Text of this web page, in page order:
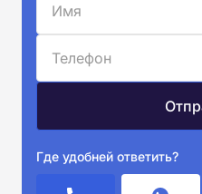
Где удобней ответить?